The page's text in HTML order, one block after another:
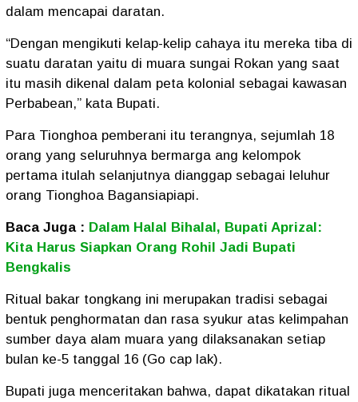
dalam mencapai daratan.
“Dengan mengikuti kelap-kelip cahaya itu mereka tiba di
suatu daratan yaitu di muara sungai Rokan yang saat
itu masih dikenal dalam peta kolonial sebagai kawasan
Perbabean,” kata Bupati.
Para Tionghoa pemberani itu terangnya, sejumlah 18
orang yang seluruhnya bermarga ang kelompok
pertama itulah selanjutnya dianggap sebagai leluhur
orang Tionghoa Bagansiapiapi.
Baca Juga : Dalam Halal Bihalal, Bupati Aprizal:
Kita Harus Siapkan Orang Rohil Jadi Bupati
Bengkalis
Ritual bakar tongkang ini merupakan tradisi sebagai
bentuk penghormatan dan rasa syukur atas kelimpahan
sumber daya alam muara yang dilaksanakan setiap
bulan ke-5 tanggal 16 (Go cap lak).
Bupati juga menceritakan bahwa, dapat dikatakan ritual